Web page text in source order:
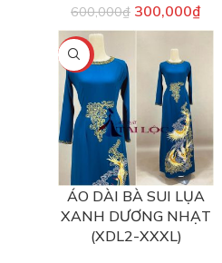
600,000₫ 300,000₫
-40%
ÁO DÀI BÀ SUI LỤA
XANH DƯƠNG NHẠT
(XDL2-XXXL)